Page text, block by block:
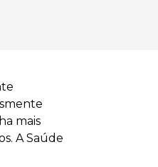
mais
A Saúde